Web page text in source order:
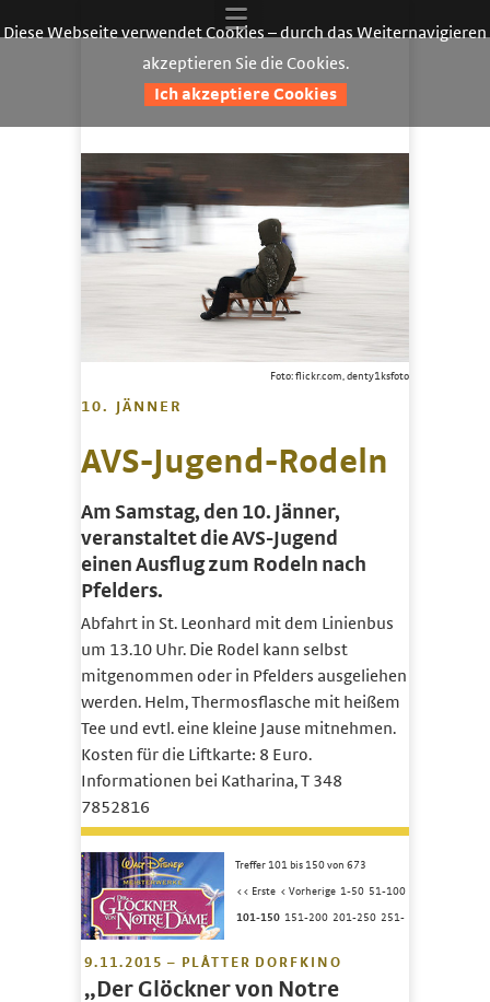
Foto: flickr.com, denty1ksfoto
10. JÄNNER
AVS-Jugend-Rodeln
Am Samstag, den 10. Jänner,
veranstaltet die AVS-Jugend
einen Ausflug zum Rodeln nach
Pfelders.
Abfahrt in St. Leonhard mit dem Linienbus
um 13.10 Uhr. Die Rodel kann selbst
mitgenommen oder in Pfelders ausgeliehen
werden. Helm, Thermosflasche mit heißem
Tee und evtl. eine kleine Jause mitnehmen.
Kosten für die Liftkarte: 8 Euro.
Informationen bei Katharina, T 348
7852816
9.11.2015 – PLÅTTER DORFKINO
„Der Glöckner von Notre
Treffer 101 bis 150 von 673
<< Erste < Vorherige 1-50 51-100
101-150 151-200 201-250 251-
Diese Webseite verwendet Cookies – durch das Weiternavigieren
akzeptieren Sie die Cookies.
Ich akzeptiere Cookies